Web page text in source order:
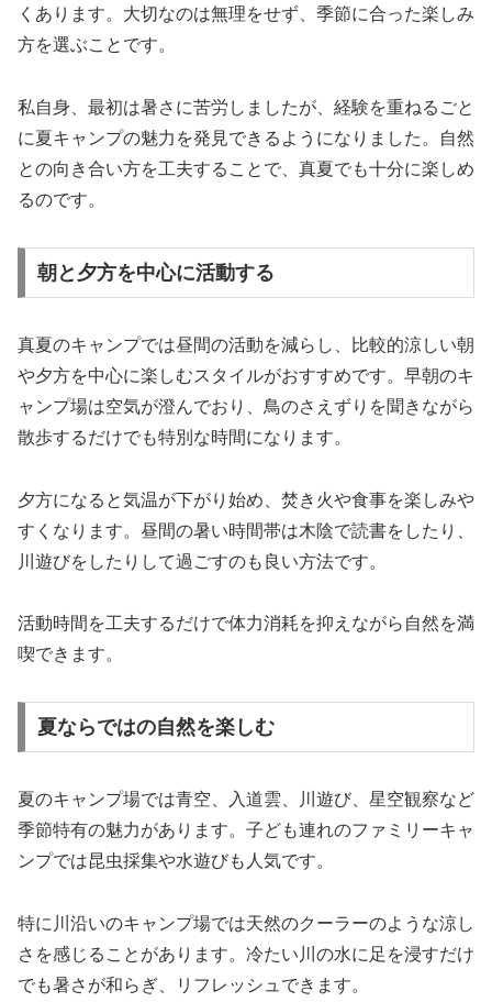
くあります。大切なのは無理をせず、季節に合った楽しみ
方を選ぶことです。
私自身、最初は暑さに苦労しましたが、経験を重ねるごと
に夏キャンプの魅力を発見できるようになりました。自然
との向き合い方を工夫することで、真夏でも十分に楽しめ
るのです。
朝と夕方を中心に活動する
真夏のキャンプでは昼間の活動を減らし、比較的涼しい朝
や夕方を中心に楽しむスタイルがおすすめです。早朝のキ
ャンプ場は空気が澄んでおり、鳥のさえずりを聞きながら
散歩するだけでも特別な時間になります。
夕方になると気温が下がり始め、焚き火や食事を楽しみや
すくなります。昼間の暑い時間帯は木陰で読書をしたり、
川遊びをしたりして過ごすのも良い方法です。
活動時間を工夫するだけで体力消耗を抑えながら自然を満
喫できます。
夏ならではの自然を楽しむ
夏のキャンプ場では青空、入道雲、川遊び、星空観察など
季節特有の魅力があります。子ども連れのファミリーキャ
ンプでは昆虫採集や水遊びも人気です。
特に川沿いのキャンプ場では天然のクーラーのような涼し
さを感じることがあります。冷たい川の水に足を浸すだけ
でも暑さが和らぎ、リフレッシュできます。